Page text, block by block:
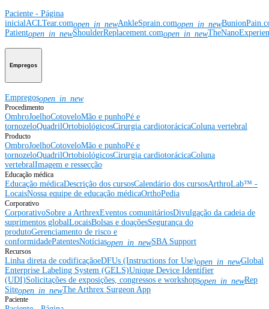
Paciente - Página
inicial ACLTear.comopen_in_newAnkleSprain.comopen_in_new
Patientopen_in_newShoulderReplacement.comopen_in_new
Empregos
Empregosopen_in_new
Procedimento
OmbroJoelhoCotoveloMão e punhoPé e
tornozeloQuadrilOrtobiológicosCirurgia cardiotorácicaColuna vertebral
Producto
OmbroJoelhoCotoveloMão e punhoPé e
tornozeloQuadrilOrtobiológicosCirurgia cardiotorácicaColuna
vertebralImagem e ressecção
Educação médica
Educação médicaDescrição dos cursosCalendário dos cursosArthroLab™ -
LocaisNossa equipe de educação médicaOrthoPedia
Corporativo
CorporativoSobre a ArthrexEventos comunitáriosDivulgação da cadeia de
suprimentos globalLocaisBolsas e doaçõesSegurança do
produtoGerenciamento de risco e
conformidadePatentesNotíciasopen_in_newSBA Support
Recursos
Linha direta de codificaçãoeDFUs (Instructions for Use)open_in_newGlobal
Enterprise Labeling System (GELS)Unique Device Identifier
(UDI)Solicitações de exposições, congressos e workshopsopen_in_newRep
Siteopen_in_newThe Arthrex Surgeon App
Paciente